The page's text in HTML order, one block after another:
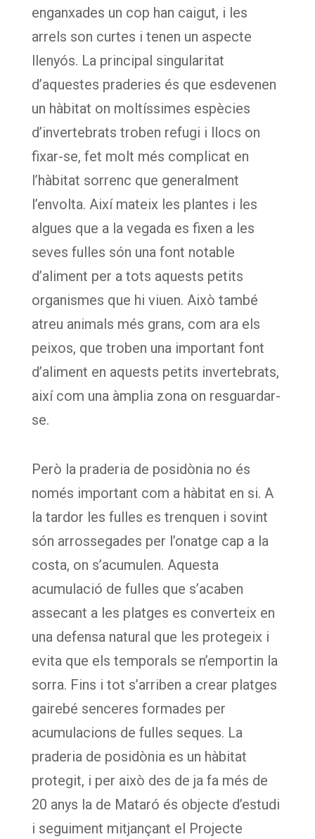
enganxades un cop han caigut, i les
arrels son curtes i tenen un aspecte
llenyós. La principal singularitat
d’aquestes praderies és que esdevenen
un hàbitat on moltíssimes espècies
d’invertebrats troben refugi i llocs on
fixar-se, fet molt més complicat en
l’hàbitat sorrenc que generalment
l’envolta. Així mateix les plantes i les
algues que a la vegada es fixen a les
seves fulles són una font notable
d’aliment per a tots aquests petits
organismes que hi viuen. Això també
atreu animals més grans, com ara els
peixos, que troben una important font
d’aliment en aquests petits invertebrats,
així com una àmplia zona on resguardar-
se.
Però la praderia de posidònia no és
només important com a hàbitat en si. A
la tardor les fulles es trenquen i sovint
són arrossegades per l’onatge cap a la
costa, on s’acumulen. Aquesta
acumulació de fulles que s’acaben
assecant a les platges es converteix en
una defensa natural que les protegeix i
evita que els temporals se n’emportin la
sorra. Fins i tot s’arriben a crear platges
gairebé senceres formades per
acumulacions de fulles seques. La
praderia de posidònia es un hàbitat
protegit, i per això des de ja fa més de
20 anys la de Mataró és objecte d’estudi
i seguiment mitjançant el Projecte